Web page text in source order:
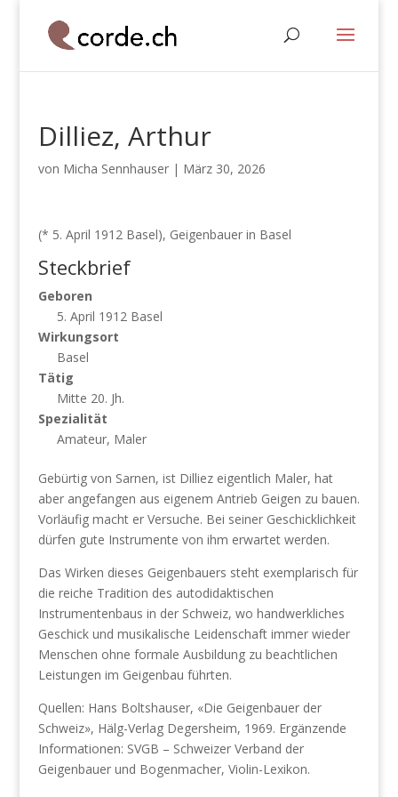
Dilliez, Arthur
von Micha Sennhauser| März 30, 2026
(* 5. April 1912 Basel), Geigenbauer in Basel
Steckbrief
Geboren
5. April 1912 Basel
Wirkungsort
Basel
Tätig
Mitte 20. Jh.
Spezialität
Amateur, Maler
Gebürtig von Sarnen, ist Dilliez eigentlich Maler, hat
aber angefangen aus eigenem Antrieb Geigen zu bauen.
Vorläufig macht er Versuche. Bei seiner Geschicklichkeit
dürfen gute Instrumente von ihm erwartet werden.
Das Wirken dieses Geigenbauers steht exemplarisch für
die reiche Tradition des autodidaktischen
Instrumentenbaus in der Schweiz, wo handwerkliches
Geschick und musikalische Leidenschaft immer wieder
Menschen ohne formale Ausbildung zu beachtlichen
Leistungen im Geigenbau führten.
Quellen: Hans Boltshauser, «Die Geigenbauer der
Schweiz», Hälg-Verlag Degersheim, 1969. Ergänzende
Informationen: SVGB – Schweizer Verband der
Geigenbauer und Bogenmacher, Violin-Lexikon.